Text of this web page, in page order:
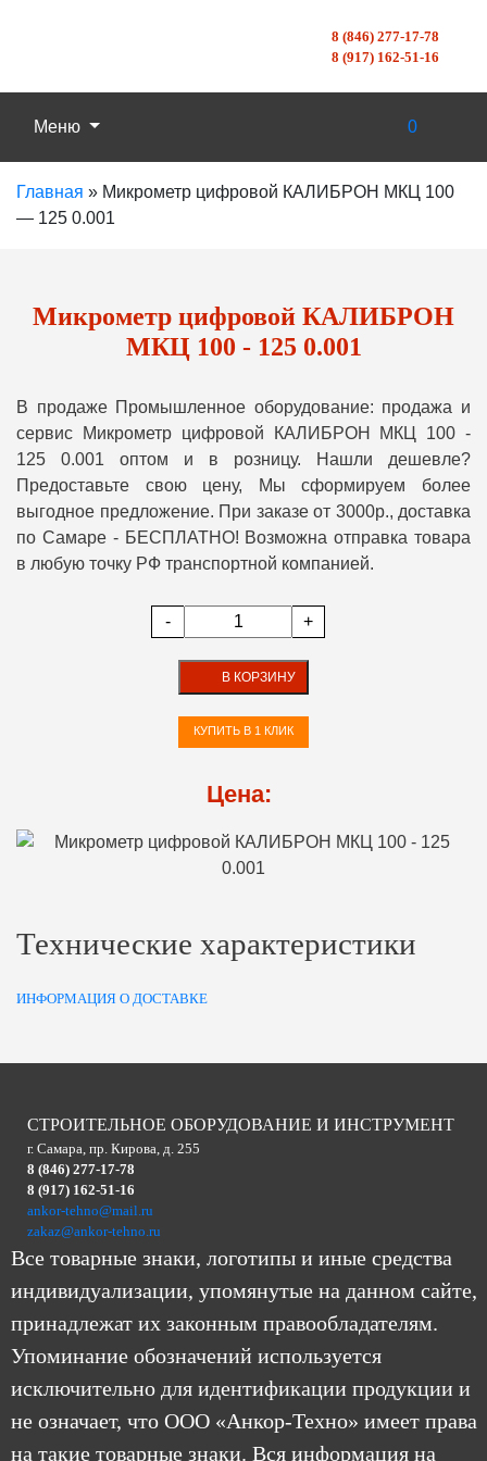
8 (846) 277-17-78
8 (917) 162-51-16
Меню 0
Главная » Микрометр цифровой КАЛИБРОН МКЦ 100
— 125 0.001
Микрометр цифровой КАЛИБРОН
МКЦ 100 - 125 0.001
В продаже Промышленное оборудование: продажа и
сервис Микрометр цифровой КАЛИБРОН МКЦ 100 -
125 0.001 оптом и в розницу. Нашли дешевле?
Предоставьте свою цену, Мы сформируем более
выгодное предложение. При заказе от 3000р., доставка
по Самаре - БЕСПЛАТНО! Возможна отправка товара
в любую точку РФ транспортной компанией.
- +
В КОРЗИНУ
КУПИТЬ В 1 КЛИК
Цена:
Технические характеристики
ИНФОРМАЦИЯ О ДОСТАВКЕ
СТРОИТЕЛЬНОЕ ОБОРУДОВАНИЕ И ИНСТРУМЕНТ
г. Самара, пр. Кирова, д. 255
8 (846) 277-17-78
8 (917) 162-51-16
ankor-tehno@mail.ru
zakaz@ankor-tehno.ru
Все товарные знаки, логотипы и иные средства
индивидуализации, упомянутые на данном сайте,
принадлежат их законным правообладателям.
Упоминание обозначений используется
исключительно для идентификации продукции и
не означает, что ООО «Анкор-Техно» имеет права
на такие товарные знаки. Вся информация на